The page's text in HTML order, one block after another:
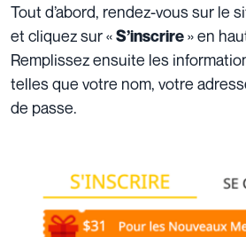
Tout d’abord, rendez-vous sur le
et cliquez sur «S’inscrire» en
Remplissez ensuite les
telles que votre nom, votre
de passe.